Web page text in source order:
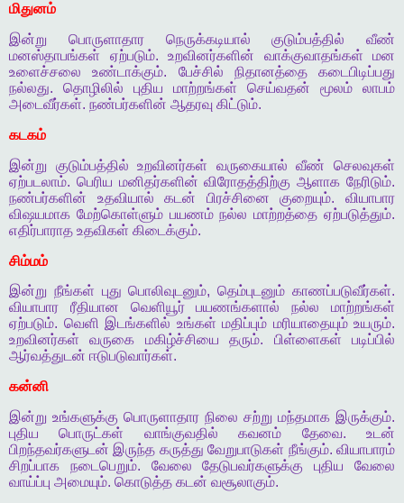
மிதுனம்
இன்று
பொருளாதார நெருக்கடியால் குடும்பத்தில்
வீண்
மனஸ்தாபங்கள்
ஏற்படும். உறவினர்களின் வாக்குவாதங்கள்
மன
உளைச்சலை
உண்டாக்கும். பேச்சில் நிதானத்தை
கடைபிடிப்பது
நல்லது. தொழிலில் புதிய மாற்றங்கள் செய்வதன் மூலம்
லாபம்
அடைவீர்கள். நண்பர்களின் ஆதரவு கிட்டும்.
கடகம்
இன்று
குடும்பத்தில் உறவினர்கள் வருகையால் வீண்
செலவுகள்
ஏற்படலாம். பெரிய மனிதர்களின் விரோதத்திற்கு ஆளாக நேரிடும்.
நண்பர்களின்
உதவியால் கடன் பிரச்சினை குறையும்.வியாபார
விஷயமாக மேற்கொள்ளும் பயணம் நல்ல மாற்றத்தை ஏற்படுத்தும்.
எதிர்பாராத உதவிகள் கிடைக்கும்.
சிம்மம்
இன்று நீங்கள் புது பொலிவுடனும்,தெம்புடனும் காணப்படுவீர்கள்.
வியாபார
ரீதியான வெளியூர் பயணங்களால் நல்ல
மாற்றங்கள்
ஏற்படும். வெளி இடங்களில் உங்கள் மதிப்பும் மரியாதையும் உயரும்.
உறவினர்கள்
வருகை மகிழ்ச்சியை தரும். பிள்ளைகள்
படிப்பில்
ஆர்வத்துடன் ஈடுபடுவார்கள்.
கன்னி
இன்று உங்களுக்கு பொருளாதார நிலை சற்று மந்தமாக இருக்கும்.
புதிய
பொருட்கள் வாங்குவதில் கவனம் தேவை.உடன்
பிறந்தவர்களுடன் இருந்த கருத்து வேறுபாடுகள் நீங்கும்.வியாபாரம்
சிறப்பாக
நடைபெறும். வேலை தேடுபவர்களுக்கு புதிய
வேலை
வாய்ப்பு அமையும். கொடுத்த கடன் வசூலாகும்.